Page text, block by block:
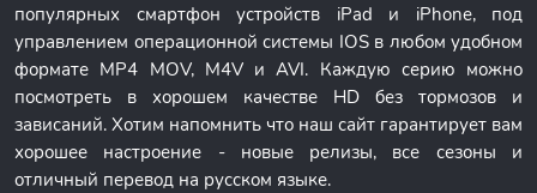
популярных смартфон устройств iPad и iPhone, под
управлением операционной системы IOS в любом удобном
формате MP4 MOV, M4V и AVI. Каждую серию можно
посмотреть в хорошем качестве HD без тормозов и
зависаний. Хотим напомнить что наш сайт гарантирует вам
хорошее настроение - новые релизы, все сезоны и
отличный перевод на русском языке.